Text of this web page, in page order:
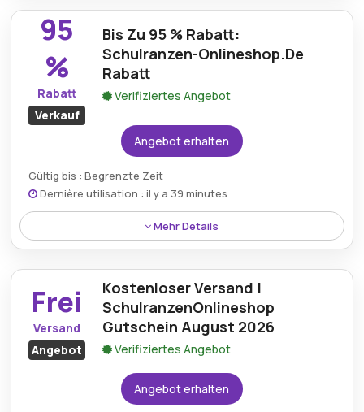
einem Aktionscode ein Rabatt von 15 % gewährt
werden, der Käufern die Möglichkeit bietet, bei einer
Vielzahl von Artikeln aus dem Shop zu sparen.
95
%
Rabatt
Verkauf
Bis Zu 95 % Rabatt:
Schulranzen-Onlineshop.De
Rabatt
Verifiziertes Angebot
Angebot erhalten
Gültig bis : Begrenzte Zeit
Dernière utilisation : il y a 39 minutes
Mehr Details
Käufer können beim Einkauf bei Schulranzen-
onlineshop.de von unglaublichen Ersparnissen von
bis zu 95 % profitieren, einer unschlagbaren
Gelegenheit, auf der Website reduzierte Artikel zu
finden.
Frei
Versand
Angebot
Kostenloser Versand |
SchulranzenOnlineshop
Gutschein August 2026
Verifiziertes Angebot
Angebot erhalten